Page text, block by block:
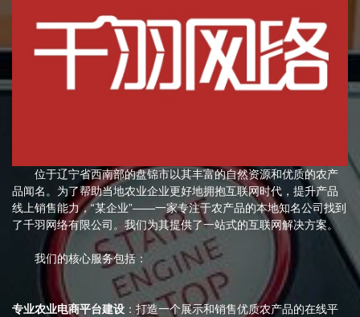
位于辽宁省西南部的盘锦市以其丰富的自然资源和优质的农产
品闻名。为了帮助当地农业企业更好地拥抱互联网时代，提升产品
线上销售能力，“某企业”——一家专注于农产品的本地知名公司找到
了千羽网络有限公司。我们为其提供了一站式的互联网解决方案。
我们的核心服务包括：
专业农业电商平台建设 ：打造一个展示和销售优质农产品的在线平